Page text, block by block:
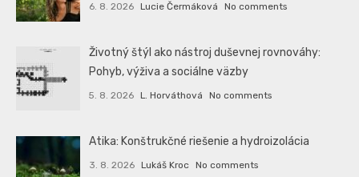
6. 8. 2026 Lucie Čermáková No comments
Životný štýl ako nástroj duševnej rovnováhy:
Pohyb, výživa a sociálne väzby
5. 8. 2026 L. Horváthová No comments
Atika: Konštrukčné riešenie a hydroizolácia
3. 8. 2026 Lukáš Kroc No comments